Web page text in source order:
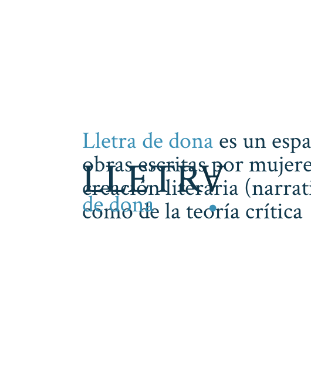
Lletra de donaes un
obras escritas por
creación literaria
como de la teoría crítica